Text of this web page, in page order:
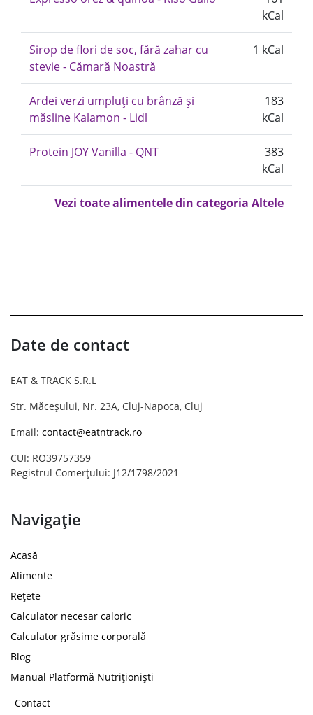
kCal
Sirop de flori de soc, fără zahar cu
stevie - Cămară Noastră
1 kCal
Ardei verzi umpluți cu brânză și
măsline Kalamon - Lidl
183
kCal
Protein JOY Vanilla - QNT
383
kCal
Vezi toate alimentele din categoria Altele
Date de contact
EAT & TRACK S.R.L
Str. Măceșului, Nr. 23A, Cluj-Napoca, Cluj
Email: contact@eatntrack.ro
CUI: RO39757359
Registrul Comerțului: J12/1798/2021
Navigație
Acasă
Alimente
Rețete
Calculator necesar caloric
Calculator grăsime corporală
Blog
Manual Platformă Nutriționiști
Contact